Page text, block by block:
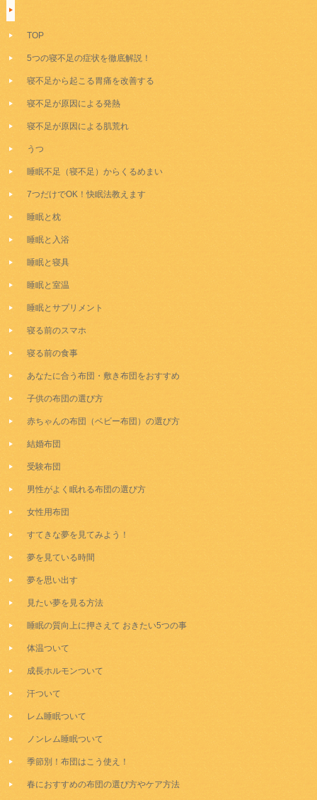
TOP
5つの寝不足の症状を徹底解説！
寝不足から起こる胃痛を改善する
寝不足が原因による発熱
寝不足が原因による肌荒れ
うつ
睡眠不足（寝不足）からくるめまい
7つだけでOK！快眠法教えます
睡眠と枕
睡眠と入浴
睡眠と寝具
睡眠と室温
睡眠とサプリメント
寝る前のスマホ
寝る前の食事
あなたに合う布団・敷き布団をおすすめ
子供の布団の選び方
赤ちゃんの布団（ベビー布団）の選び方
結婚布団
受験布団
男性がよく眠れる布団の選び方
女性用布団
すてきな夢を見てみよう！
夢を見ている時間
夢を思い出す
見たい夢を見る方法
睡眠の質向上に押さえて おきたい5つの事
体温ついて
成長ホルモンついて
汗ついて
レム睡眠ついて
ノンレム睡眠ついて
季節別！布団はこう使え！
春におすすめの布団の選び方やケア方法